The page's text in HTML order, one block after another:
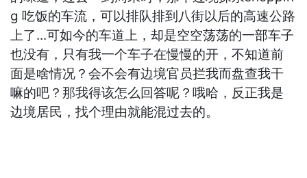
g 吃饭的车流，可以排队排到八街以后的高速公路
上了...可如今的车道上，却是空空荡荡的一部车子
也没有，只有我一个车子在慢慢的开，不知道前
面是啥情况？会不会有边境官员拦我而盘查我干
嘛的吧？那我得该怎么回答呢？哦哈，反正我是
边境居民，找个理由就能混过去的。